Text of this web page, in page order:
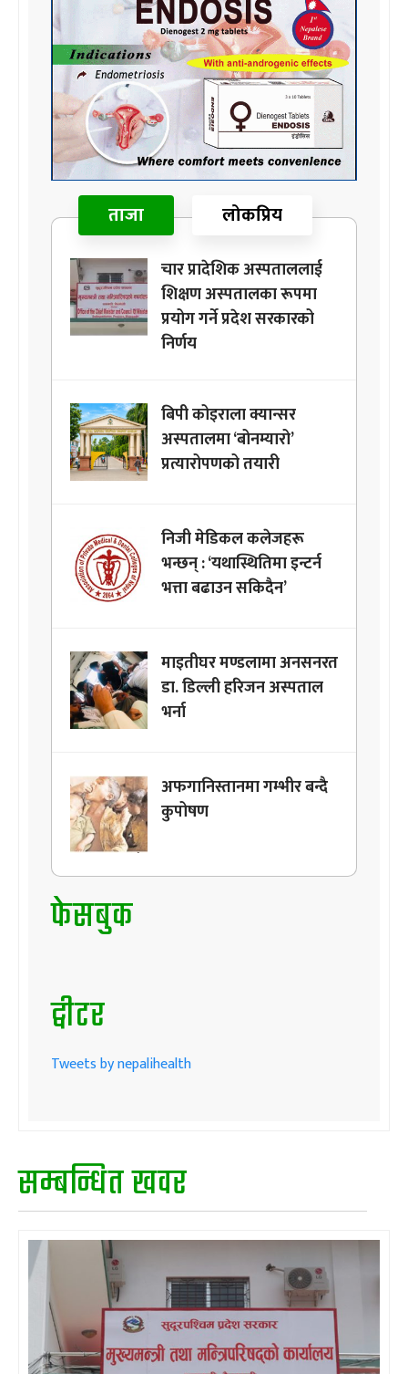
ताजा लोकप्रिय
चार प्रादेशिक अस्पताललाई
शिक्षण अस्पतालका रूपमा
प्रयोग गर्ने प्रदेश सरकारको
निर्णय
बिपी कोइराला क्यान्सर
अस्पतालमा ‘बोनम्यारो’
प्रत्यारोपणको तयारी
निजी मेडिकल कलेजहरू
भन्छन् : ‘यथास्थितिमा इन्टर्न
भत्ता बढाउन सकिदैन’
माइतीघर मण्डलामा अनसनरत
डा. डिल्ली हरिजन अस्पताल
भर्ना
अफगानिस्तानमा गम्भीर बन्दै
कुपोषण
फेसबुक
ट्वीटर
Tweets by nepalihealth
सम्बन्धित खवर